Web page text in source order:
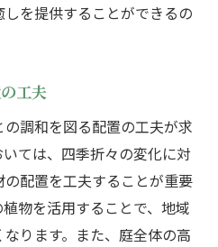
を提供することができるの
工夫
調和を図る配置の工夫が求
ては、四季折々の変化に対
配置を工夫することが重要
物を活用することで、地域
ります。また、庭全体の高